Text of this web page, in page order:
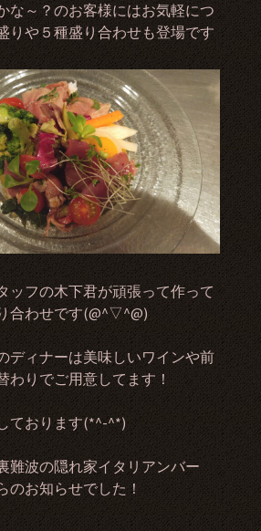
な～？のお客様にはお気軽につ
りや５種盛り合わせも登場です
ッフの木下君が頑張って作って
合わせです(@^▽^@)
ディナーは美味しいワインや前
わりでご用意してます！
ております(*^-^*)
難波の隠れ家イタリアンバー
お知らせでした！